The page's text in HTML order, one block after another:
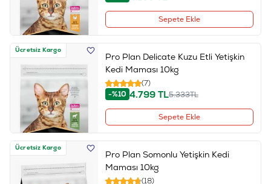
Sepete Ekle
Ücretsiz Kargo
Pro Plan Delicate Kuzu Etli Yetişkin
Kedi Maması 10kg
(7)
-%10 4.799TL5.333TL
Sepete Ekle
Ücretsiz Kargo
Pro Plan Somonlu Yetişkin Kedi
Maması 10kg
(18)